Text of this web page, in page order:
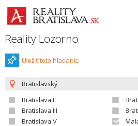
Reality Lozorno
Uložiť toto hladanie
Bratislavský
Bratislava I
Bratislava III
Bratislava V